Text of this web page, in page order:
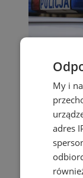
My i
adres